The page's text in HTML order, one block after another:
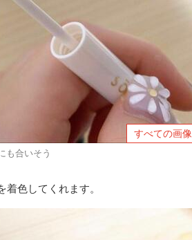
すべての画像
も合いそう
色してくれます。